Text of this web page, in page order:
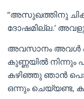
“അസുഖത്തിനു
ദോഷമില്ല.’
അവസാനം അവൾ
കുണ്ണയിൽ
കഴിഞ്ഞു ഞാൻ
ഒന്നും ചെയ്യണ്ട,